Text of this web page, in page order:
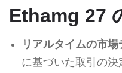
Ethamg 27
リアルタイムの市場
に基づいた取引の